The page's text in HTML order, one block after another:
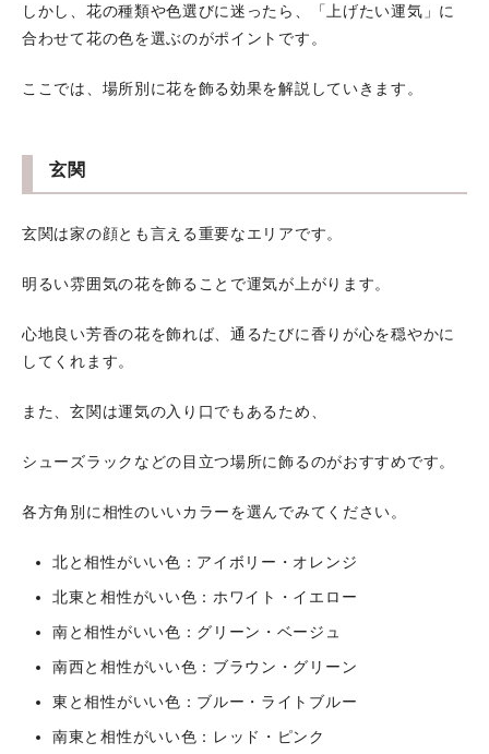
しかし、花の種類や色選びに迷ったら、「上げたい運気」に
合わせて花の色を選ぶのがポイントです。
ここでは、場所別に花を飾る効果を解説していきます。
玄関
玄関は家の顔とも言える重要なエリアです。
明るい雰囲気の花を飾ることで運気が上がります。
心地良い芳香の花を飾れば、通るたびに香りが心を穏やかに
してくれます。
また、玄関は運気の入り口でもあるため、
シューズラックなどの目立つ場所に飾るのがおすすめです。
各方角別に相性のいいカラーを選んでみてください。
北と相性がいい色：アイボリー・オレンジ
北東と相性がいい色：ホワイト・イエロー
南と相性がいい色：グリーン・ベージュ
南西と相性がいい色：ブラウン・グリーン
東と相性がいい色：ブルー・ライトブルー
南東と相性がいい色：レッド・ピンク